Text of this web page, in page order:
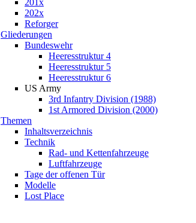
201x
202x
Reforger
Gliederungen
Bundeswehr
Heeresstruktur 4
Heeresstruktur 5
Heeresstruktur 6
US Army
3rd Infantry Division (1988)
1st Armored Division (2000)
Themen
Inhaltsverzeichnis
Technik
Rad- und Kettenfahrzeuge
Luftfahrzeuge
Tage der offenen Tür
Modelle
Lost Place